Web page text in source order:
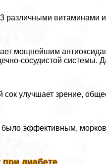
различными витаминами
мощнейшим
сосудистой системы.
улучшает зрение,
эффективным,
диабете